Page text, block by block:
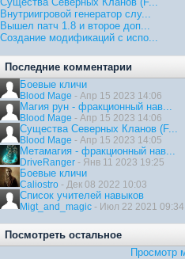
Внутриигровой генератор слу...
Вышел патч 1.8 и второе доп...
Создание модификаций с испо...
Последние комментарии
Боевые кличи
Blood Mage - Апр 15 2023 14:06
Магия рун - фракционный нав...
Blood Mage - Апр 15 2023 14:06
Существа Северных Кланов (F...
Blood Mage - Апр 15 2023 14:05
Метамагия - фракционный нав...
DriveRanger - Янв 11 2023 19:25
Боевые кличи
Caliostro - Дек 08 2022 10:03
Список учителей навыков
Migt_and_magic - Июл 22 2021 09:34
Посмотреть остальное
Просмотр